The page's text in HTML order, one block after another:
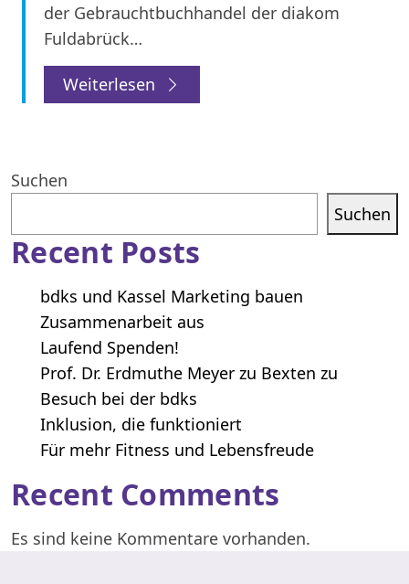
der Gebrauchtbuchhandel der diakom
Fuldabrück…
Weiterlesen
Suchen
Suchen
Recent Posts
bdks und Kassel Marketing bauen
Zusammenarbeit aus
Laufend Spenden!
Prof. Dr. Erdmuthe Meyer zu Bexten zu
Besuch bei der bdks
Inklusion, die funktioniert
Für mehr Fitness und Lebensfreude
Recent Comments
Es sind keine Kommentare vorhanden.